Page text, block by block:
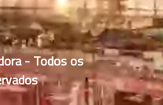
- Todos os